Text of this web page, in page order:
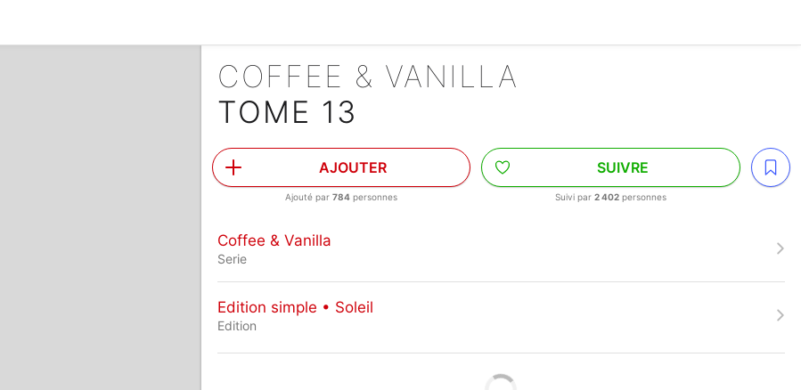
COFFEE & VANILLA
TOME 13
AJOUTER
Ajouté par784 personnes
SUIVRE
Suivi par2 402 personnes
Coffee & Vanilla
Serie
Edition simple • Soleil
Edition